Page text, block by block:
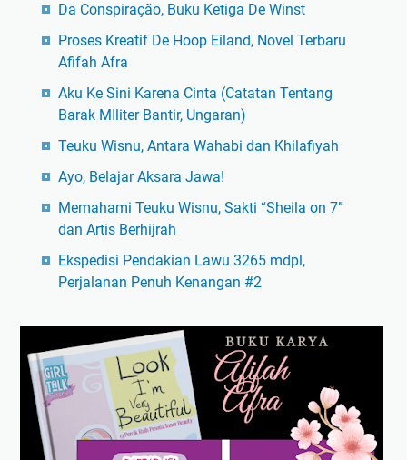
Da Conspiração, Buku Ketiga De Winst
Proses Kreatif De Hoop Eiland, Novel Terbaru
Afifah Afra
Aku Ke Sini Karena Cinta (Catatan Tentang
Barak MIliter Bantir, Ungaran)
Teuku Wisnu, Antara Wahabi dan Khilafiyah
Ayo, Belajar Aksara Jawa!
Memahami Teuku Wisnu, Sakti “Sheila on 7”
dan Artis Berhijrah
Ekspedisi Pendakian Lawu 3265 mdpl,
Perjalanan Penuh Kenangan #2